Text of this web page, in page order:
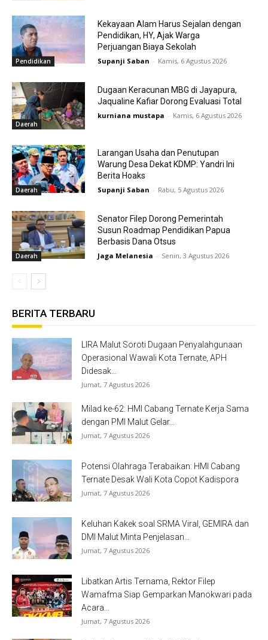
Pendidikan
Kekayaan Alam Harus Sejalan dengan
Pendidikan, HY, Ajak Warga
Perjuangan Biaya Sekolah
Supanji Saban - Kamis, 6 Agustus 2026
Daerah
Dugaan Keracunan MBG di Jayapura,
Jaqualine Kafiar Dorong Evaluasi Total
kurniana mustapa - Kamis, 6 Agustus 2026
Daerah
Larangan Usaha dan Penutupan
Warung Desa Dekat KDMP: Yandri Ini
Berita Hoaks
Supanji Saban - Rabu, 5 Agustus 2026
Daerah
Senator Filep Dorong Pemerintah
Susun Roadmap Pendidikan Papua
Berbasis Dana Otsus
Jaga Melanesia - Senin, 3 Agustus 2026
BERITA TERBARU
LIRA Malut Soroti Dugaan Penyalahgunaan
Operasional Wawali Kota Ternate, APH
Didesak...
Jumat, 7 Agustus 2026
Milad ke-62: HMI Cabang Ternate Kerja Sama
dengan PMI Malut Gelar...
Jumat, 7 Agustus 2026
Potensi Olahraga Terabaikan: HMI Cabang
Ternate Desak Wali Kota Copot Kadispora
Jumat, 7 Agustus 2026
Keluhan Kakek soal SRMA Viral, GEMIRA dan
DMI Malut Minta Penjelasan...
Jumat, 7 Agustus 2026
Libatkan Artis Ternama, Rektor Filep
Wamafma Siap Gemparkan Manokwari pada
Acara...
Jumat, 7 Agustus 2026